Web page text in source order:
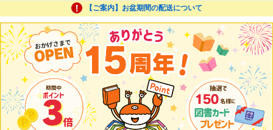
【ご案内】お盆期間の配送について